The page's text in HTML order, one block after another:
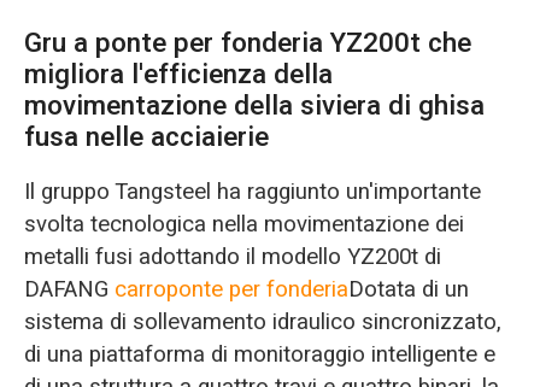
Gru a ponte per fonderia YZ200t che
migliora l'efficienza della
movimentazione della siviera di ghisa
fusa nelle acciaierie
Il gruppo Tangsteel ha raggiunto un'importante
svolta tecnologica nella movimentazione dei
metalli fusi adottando il modello YZ200t di
DAFANG carroponte per fonderiaDotata di un
sistema di sollevamento idraulico sincronizzato,
di una piattaforma di monitoraggio intelligente e